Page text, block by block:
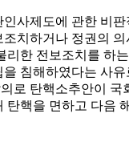
사제도에 관한 비
치하거나 정권의
리한 전보조치를 하
침해하였다는 사유
로 탄핵소추안이 국
탄핵을 면하고 다음